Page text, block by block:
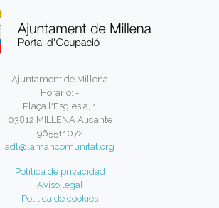
Ajuntament de Millena
Horario: -
Plaça l'Esglesia, 1
03812 MILLENA Alicante
965511072
adl@lamancomunitat.org
Política de privacidad
Aviso legal
Política de cookies